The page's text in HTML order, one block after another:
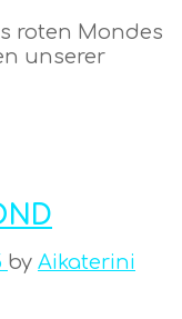
roten Mondes
unserer
by Aikaterini